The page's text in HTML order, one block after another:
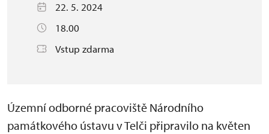
22. 5. 2024
18.00
Vstup zdarma
Územní odborné pracoviště Národního
památkového ústavu v Telči připravilo na květen